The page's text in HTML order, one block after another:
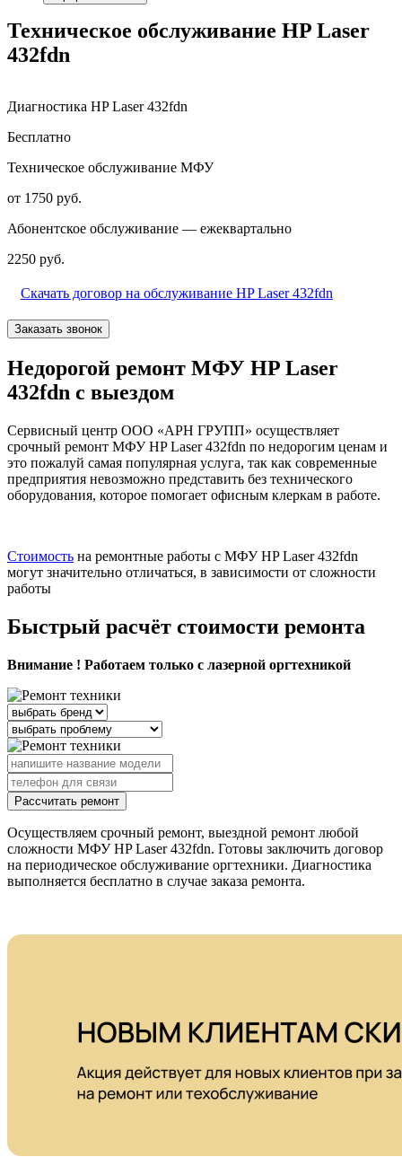
Техническое обслуживание HP Laser
432fdn
Диагностика HP Laser 432fdn
Бесплатно
Техническое обслуживание МФУ
от 1750 руб.
Абонентское обслуживание — ежеквартально
2250 руб.
Скачать договор на обслуживание HP Laser 432fdn
Заказать звонок
Недорогой ремонт МФУ HP Laser
432fdn с выездом
Сервисный центр ООО «АРН ГРУПП» осуществляет
срочный ремонт МФУ HP Laser 432fdn по недорогим ценам и
это пожалуй самая популярная услуга, так как современные
предприятия невозможно представить без технического
оборудования, которое помогает офисным клеркам в работе.
Стоимость на ремонтные работы с МФУ HP Laser 432fdn
могут значительно отличаться, в зависимости от сложности
работы
Быстрый расчёт стоимости ремонта
Внимание ! Работаем только с лазерной оргтехникой
Рассчитать ремонт
Осуществляем срочный ремонт, выездной ремонт любой
сложности МФУ HP Laser 432fdn. Готовы заключить договор
на периодическое обслуживание оргтехники. Диагностика
выполняется бесплатно в случае заказа ремонта.